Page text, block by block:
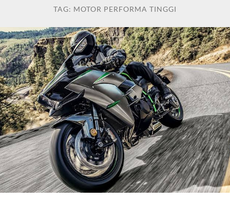
TAG: MOTOR PERFORMA TINGGI